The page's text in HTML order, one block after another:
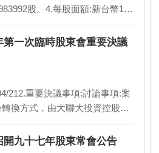
股。4.每股面額:新台幣10
一次臨時股東會重要決議
212.重要決議事項:討論事項:案
換方式，由大聯大投資控股股
謹提請 公決。說 明：1.緣…
九十七年股東常會公告